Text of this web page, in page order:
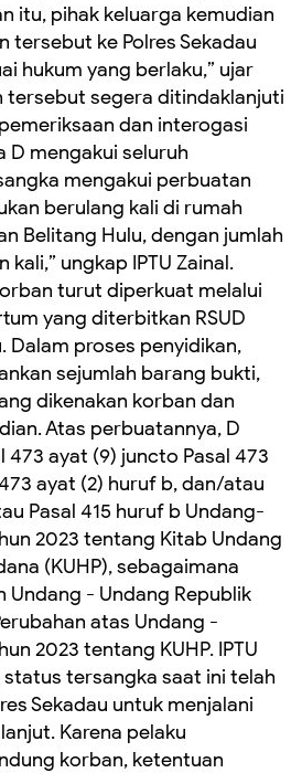
itu, pihak keluarga kemudian
tersebut ke Polres Sekadau
hukum yang berlaku,” ujar
tersebut segera ditindaklanjuti
dan interogasi
D mengakui seluruh
mengakui perbuatan
berulang kali di rumah
Belitang Hulu, dengan jumlah
ungkap IPTU Zainal.
turut diperkuat melalui
yang diterbitkan RSUD
Dalam proses penyidikan,
sejumlah barang bukti,
dikenakan korban dan
Atas perbuatannya, D
473 ayat (9) juncto Pasal 473
ayat (2) huruf b, dan/atau
Pasal 415 huruf b Undang-
2023 tentang Kitab Undang
(KUHP), sebagaimana
Undang - Undang Republik
atas Undang -
2023 tentang KUHP. IPTU
status tersangka saat ini telah
Sekadau untuk menjalani
Karena pelaku
korban, ketentuan